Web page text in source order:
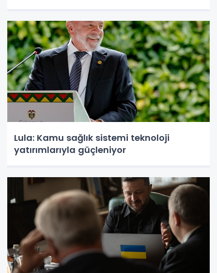
Lula: Kamu sağlık sistemi teknoloji
yatırımlarıyla güçleniyor